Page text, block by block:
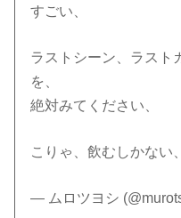
すごい、
ラストシーン、ラスト
を、
絶対みてください、
こりゃ、飲むしかない
— ムロツヨシ